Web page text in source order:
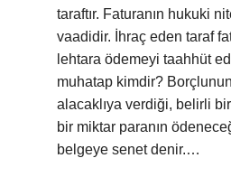
taraftır. Faturanın hukuki
vaadidir. İhraç eden taraf
lehtara ödemeyi taahhüt
muhatap kimdir?
alacaklıya verdiği, belirli
bir miktar paranın
belgeye senet denir.…